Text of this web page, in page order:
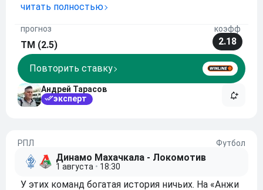
вливается в коллектив, а Тороп в первом туре
вряд ли посыплются градом. Ставка на «тотал
мень
читать полностью
прогноз
ТМ (2.5)
коэфф
2.18
Повторить ставку
Андрей Тарасов
эксперт
РПЛ Футбол
Динамо Махачкала - Локомотив
1 августа • 18:30
У этих команд богатая история ничьих. На «Анжи